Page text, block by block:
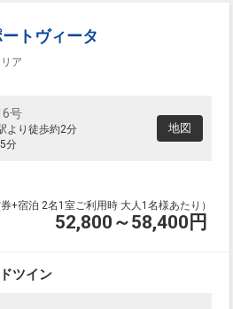
トヴィータ
ア
号
より徒歩約2分
分
地図
券+宿泊 2名1室ご利用時 大人1名様あたり）
52,800～58,400 円
ツイン